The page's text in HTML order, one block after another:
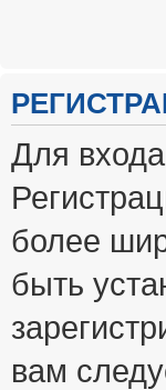
Для
более
быть
вам